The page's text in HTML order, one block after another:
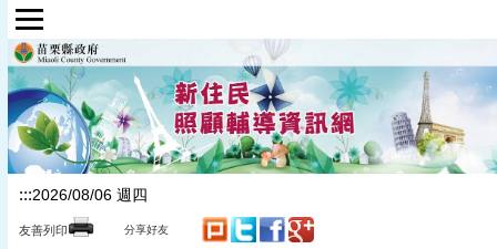
跳到主要內容區塊
:::2026/08/06 週四
友善列印 分享好友